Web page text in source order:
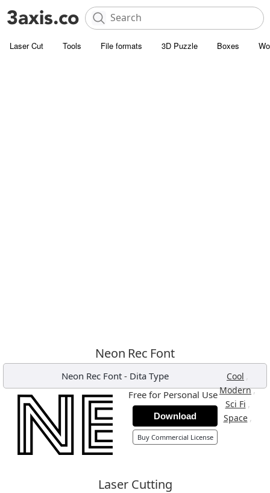
Laser Cut Tools File formats 3D Puzzle Boxes
Neon Rec Font
Neon Rec Font - Dita Type Cool ,
Modern,
Sci Fi ,
Space ,
Free for Personal Use
Download
Buy Commercial License
Laser Cutting